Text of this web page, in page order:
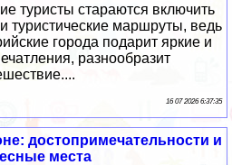
туристы стараются включить
туристические маршруты, ведь
города подарит яркие и
разнообразит
16 07 2026 6:37:35
достопримечательности и
места